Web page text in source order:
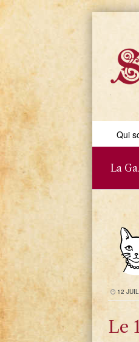
Menu
Skip toQui
La
12
Le